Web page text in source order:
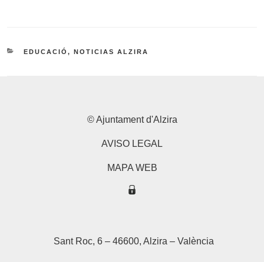
CATEGORÍAS
EDUCACIÓ , NOTICIAS ALZIRA
© Ajuntament d'Alzira
AVISO LEGAL
MAPA WEB
Sant Roc, 6 – 46600, Alzira – València